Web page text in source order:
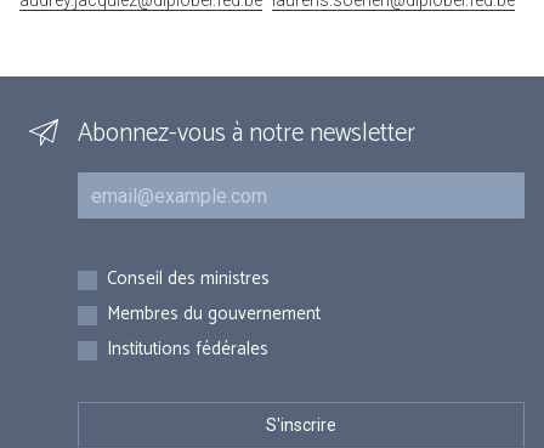
Abonnez-vous à notre newsletter
Courriel
Inscriptions
Conseil des ministres
Membres du gouvernement
Institutions fédérales